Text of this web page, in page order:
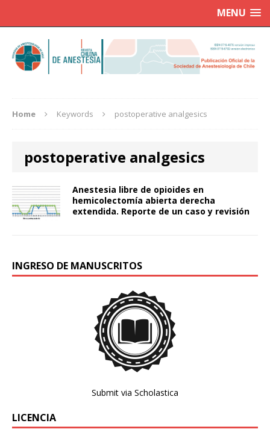
MENU
Home Keywords postoperative analgesics
postoperative analgesics
Anestesia libre de opioides en
hemicolectomía abierta derecha
extendida. Reporte de un caso y revisión
INGRESO DE MANUSCRITOS
Submit via Scholastica
LICENCIA